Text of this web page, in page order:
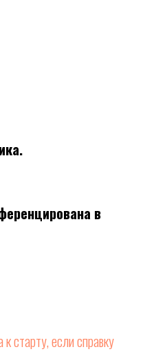
в
старту, если справку